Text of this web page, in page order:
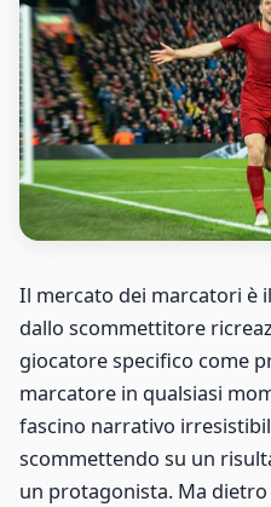
Il mercato dei marcatori è
dallo scommettitore
giocatore specifico come
marcatore in qualsiasi
fascino narrativo
scommettendo su un
un protagonista. Ma